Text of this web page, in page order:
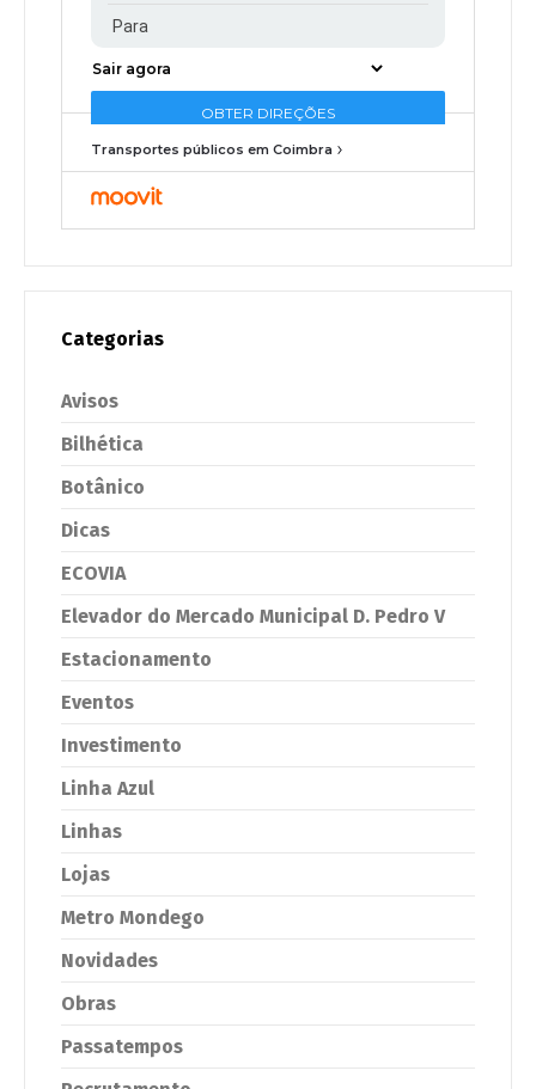
Transportes públicos em Coimbra
Categorias
Avisos
Bilhética
Botânico
Dicas
ECOVIA
Elevador do Mercado Municipal D. Pedro V
Estacionamento
Eventos
Investimento
Linha Azul
Linhas
Lojas
Metro Mondego
Novidades
Obras
Passatempos